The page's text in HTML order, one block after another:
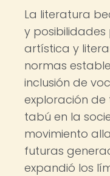
La literatura
y
artística y
normas
inclusión de
exploración
tabú en la
movimiento
futuras
expandió los